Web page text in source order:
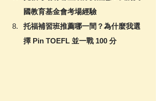
國教育基金會考場經驗
托福補習班推薦哪一間？為什麼我選
擇 Pin TOEFL 並一戰 100 分